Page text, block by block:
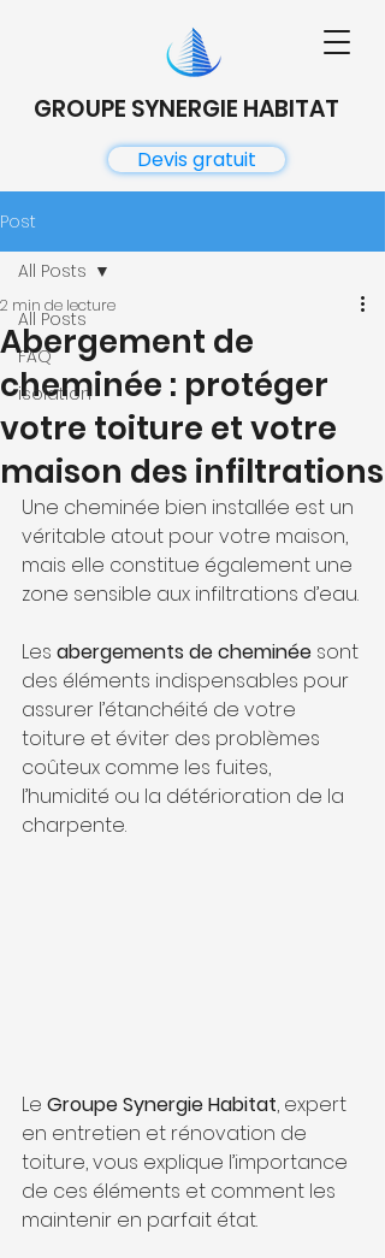
GROUPE SYNERGIE HABITAT
Devis gratuit
Post
All Posts
FAQ
isolation
All Posts
Abergement de
cheminée : protéger
votre toiture et votre
maison des infiltrations
2 min de lecture
Une cheminée bien installée est un
véritable atout pour votre maison,
mais elle constitue également une
zone sensible aux infiltrations d’eau.
Les abergements de cheminée sont
des éléments indispensables pour
assurer l’étanchéité de votre
toiture et éviter des problèmes
coûteux comme les fuites,
l’humidité ou la détérioration de la
charpente.
Le Groupe Synergie Habitat, expert
en entretien et rénovation de
toiture, vous explique l’importance
de ces éléments et comment les
maintenir en parfait état.